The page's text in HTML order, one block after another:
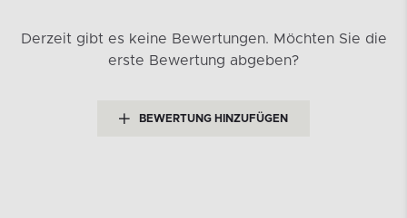
Derzeit gibt es keine Bewertungen. Möchten Sie die
erste Bewertung abgeben?
BEWERTUNG HINZUFÜGEN